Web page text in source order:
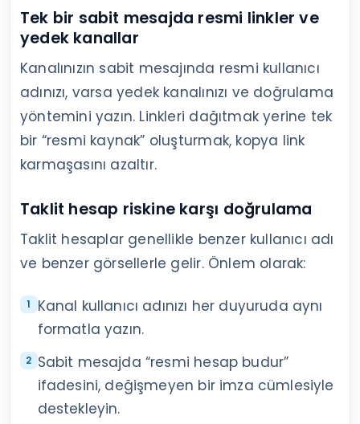
Tek bir sabit mesajda resmi linkler ve
yedek kanallar
Kanalınızın sabit mesajında resmi kullanıcı
adınızı, varsa yedek kanalınızı ve doğrulama
yöntemini yazın. Linkleri dağıtmak yerine tek
bir “resmi kaynak” oluşturmak, kopya link
karmaşasını azaltır.
Taklit hesap riskine karşı doğrulama
Taklit hesaplar genellikle benzer kullanıcı adı
ve benzer görsellerle gelir. Önlem olarak:
Kanal kullanıcı adınızı her duyuruda aynı
formatla yazın.
Sabit mesajda “resmi hesap budur”
ifadesini, değişmeyen bir imza cümlesiyle
destekleyin.